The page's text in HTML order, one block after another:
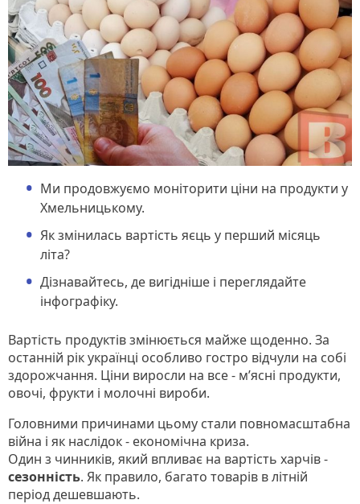
Ми продовжуємо моніторити ціни на продукти у
Хмельницькому.
Як змінилась вартість яєць у перший місяць
літа?
Дізнавайтесь, де вигідніше і переглядайте
інфографіку.
Вартість продуктів змінюється майже щоденно. За
останній рік українці особливо гостро відчули на собі
здорожчання. Ціни виросли на все - м’ясні продукти,
овочі, фрукти і молочні вироби.
Головними причинами цьому стали повномасштабна
війна і як наслідок - економічна криза.
Один з чинників, який впливає на вартість харчів -
сезонність. Як правило, багато товарів в літній
період дешевшають.